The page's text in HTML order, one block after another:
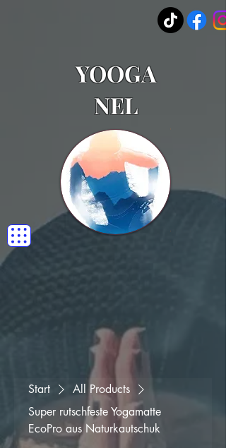
YOOGA
NEL
Start
All Products
Super rutschfeste Yogamatte
EcoPro aus Naturkautschuk